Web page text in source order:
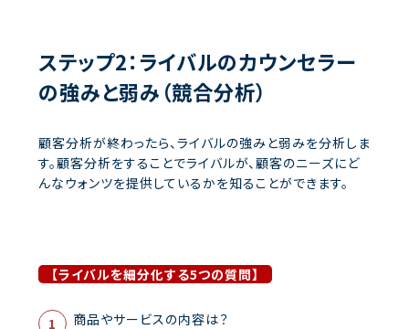
ステップ2：ライバルのカウンセラー
の強みと弱み（競合分析）
顧客分析が終わったら、ライバルの強みと弱みを分析しま
す。顧客分析をすることでライバルが、顧客のニーズにど
んなウォンツを提供しているかを知ることができます。
【ライバルを細分化する5つの質問】
商品やサービスの内容は？